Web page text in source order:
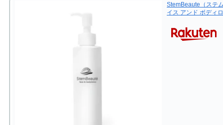
StemBeaute（ステ
イス アンド ボディ